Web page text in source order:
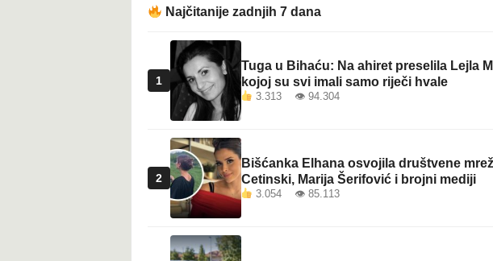
Najčitanije zadnjih 7 dana
1
Tuga u Bihaću: Na ahiret preselila Lejla
kojoj su svi imali samo riječi hvale
3.313 👁 94.304
2
Bišćanka Elhana osvojila društvene
Cetinski, Marija Šerifović i brojni mediji
3.054 👁 85.113